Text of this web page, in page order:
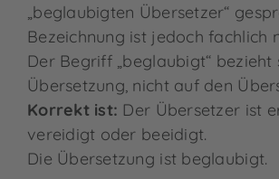
„beglaubigten Übersetzer“
Bezeichnung ist jedoch fachlich
Der Begriff „beglaubigt“ bezieht
Übersetzung, nicht auf den
Korrekt ist: Der Übersetzer ist
vereidigt oder beeidigt.
Die Übersetzung ist beglaubigt.